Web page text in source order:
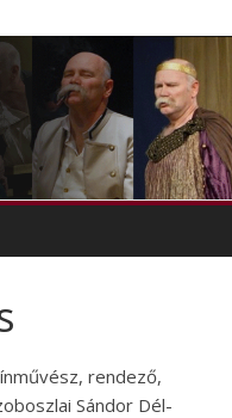
rendező,
Sándor Dél-